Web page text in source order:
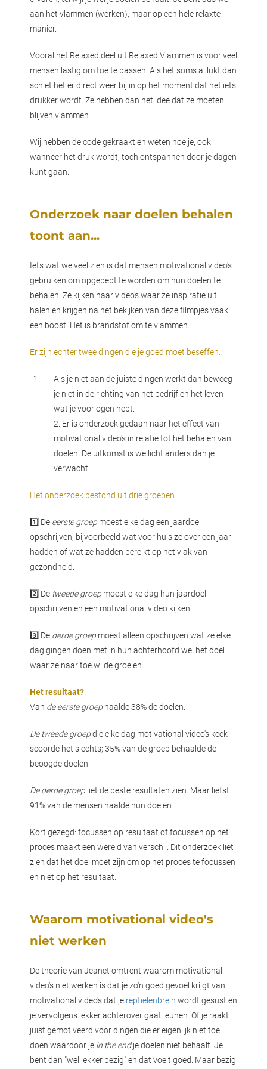
aan het vlammen (werken), maar op een hele relaxte
manier.
Vooral het Relaxed deel uit Relaxed Vlammen is voor veel
mensen lastig om toe te passen. Als het soms al lukt dan
schiet het er direct weer bij in op het moment dat het iets
drukker wordt. Ze hebben dan het idee dat ze moeten
blijven vlammen.
Wij hebben de code gekraakt en weten hoe je, ook
wanneer het druk wordt, toch ontspannen door je dagen
kunt gaan.
Onderzoek naar doelen behalen
toont aan...
Iets wat we veel zien is dat mensen motivational video's
gebruiken om opgepept te worden om hun doelen te
behalen. Ze kijken naar video's waar ze inspiratie uit
halen en krijgen na het bekijken van deze filmpjes vaak
een boost. Het is brandstof om te vlammen.
Er zijn echter twee dingen die je goed moet beseffen:
Als je niet aan de juiste dingen werkt dan beweeg
je niet in de richting van het bedrijf en het leven
wat je voor ogen hebt.
2. Er is onderzoek gedaan naar het effect van
motivational video's in relatie tot het behalen van
doelen. De uitkomst is wellicht anders dan je
verwacht:
Het onderzoek bestond uit drie groepen
1️⃣ De eerste groep moest elke dag een jaardoel
opschrijven, bijvoorbeeld wat voor huis ze over een jaar
hadden of wat ze hadden bereikt op het vlak van
gezondheid.
2️⃣ De tweede groep moest elke dag hun jaardoel
opschrijven en een motivational video kijken.
3️⃣ De derde groep moest alleen opschrijven wat ze elke
dag gingen doen met in hun achterhoofd wel het doel
waar ze naar toe wilde groeien.
Het resultaat?
Van de eerste groep haalde 38% de doelen.
De tweede groepdie elke dag motivational video's keek
scoorde het slechts; 35% van de groep behaalde de
beoogde doelen.
De derde groep liet de beste resultaten zien. Maar liefst
91% van de mensen haalde hun doelen.
Kort gezegd: focussen op resultaat of focussen op het
proces maakt een wereld van verschil. Dit onderzoek liet
zien dat het doel moet zijn om op het proces te focussen
en niet op het resultaat.
Waarom motivational video's
niet werken
De theorie van Jeanet omtrent waarom motivational
video's niet werken is dat je zo'n goed gevoel krijgt van
motivational video's dat je reptielenbrein wordt gesust en
je vervolgens lekker achterover gaat leunen. Of je raakt
juist gemotiveerd voor dingen die er eigenlijk niet toe
doen waardoor je in the endje doelen niet behaalt. Je
bent dan "wel lekker bezig" en dat voelt goed. Maar bezig